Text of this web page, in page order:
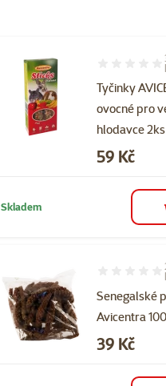
Tyčinky
ovocné pro
hlodavce 2ks
Hodnocení
Cena
59 Kč
Skladem
Senegalské
Avicentra
Hodnocení
Cena
39 Kč